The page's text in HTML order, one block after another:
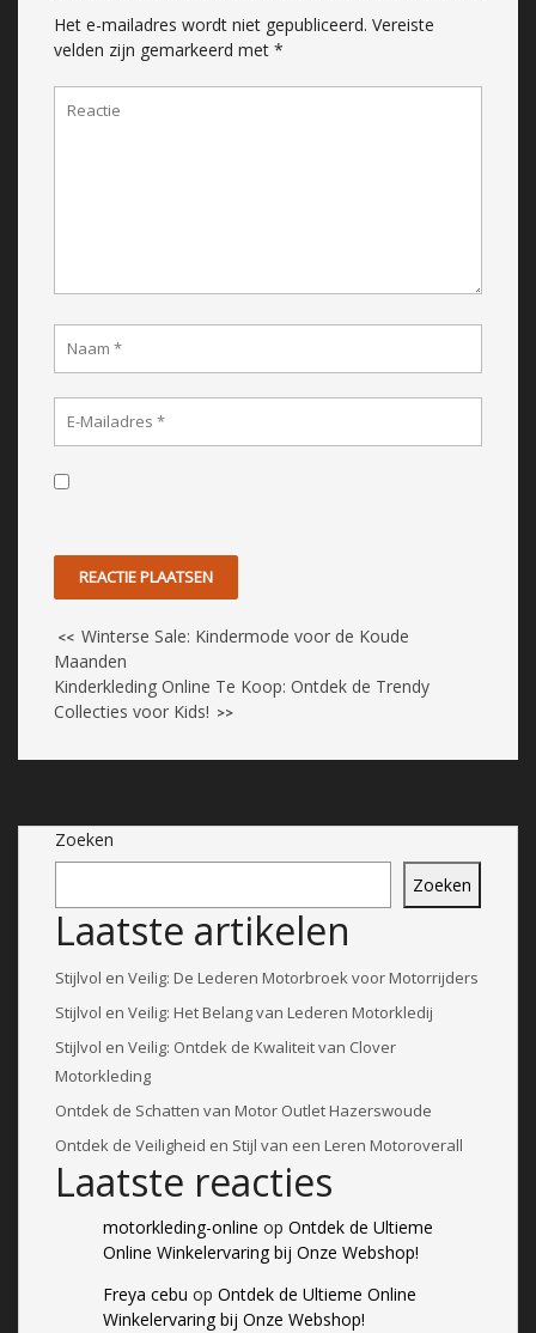
Het e-mailadres wordt niet gepubliceerd. Vereiste
velden zijn gemarkeerd met *
<< Winterse Sale: Kindermode voor de Koude
Maanden
Kinderkleding Online Te Koop: Ontdek de Trendy
Collecties voor Kids! >>
Zoeken
Zoeken
Laatste artikelen
Stijlvol en Veilig: De Lederen Motorbroek voor Motorrijders
Stijlvol en Veilig: Het Belang van Lederen Motorkledij
Stijlvol en Veilig: Ontdek de Kwaliteit van Clover
Motorkleding
Ontdek de Schatten van Motor Outlet Hazerswoude
Ontdek de Veiligheid en Stijl van een Leren Motoroverall
Laatste reacties
motorkleding-online op Ontdek de Ultieme
Online Winkelervaring bij Onze Webshop!
Freya cebu op Ontdek de Ultieme Online
Winkelervaring bij Onze Webshop!